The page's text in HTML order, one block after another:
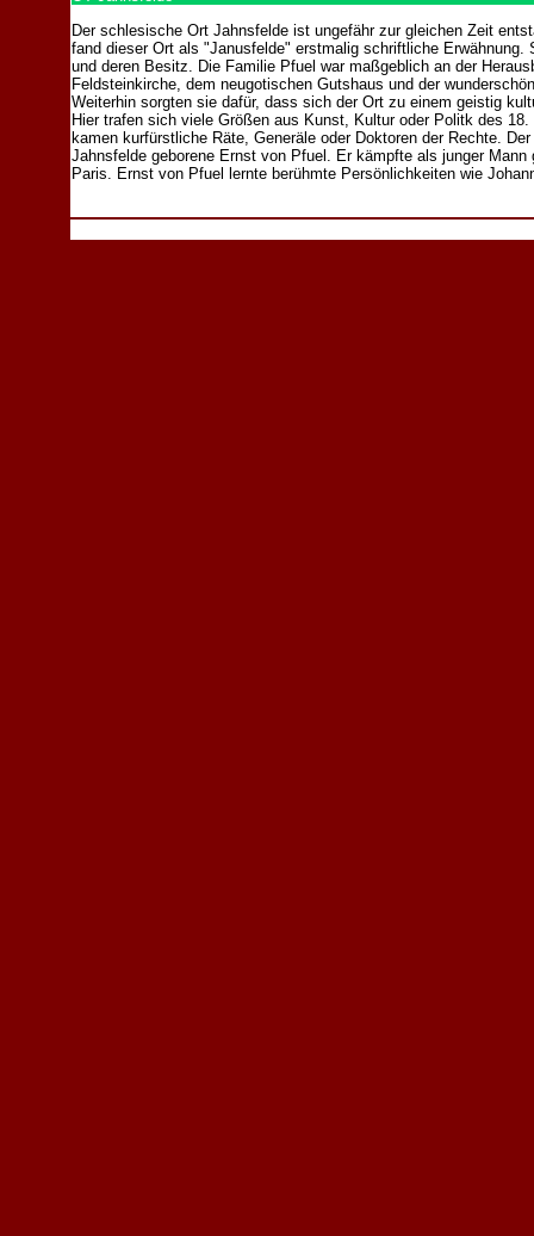
Der schlesische Ort Jahnsfelde ist ungefähr zur gleichen Zeit
fand dieser Ort als "Janusfelde" erstmalig schriftliche
und deren Besitz. Die Familie Pfuel war maßgeblich an der
Feldsteinkirche, dem neugotischen Gutshaus und der
Weiterhin sorgten sie dafür, dass sich der Ort zu einem geistig
Hier trafen sich viele Größen aus Kunst, Kultur oder Politk des
kamen kurfürstliche Räte, Generäle oder Doktoren der Rechte.
Jahnsfelde geborene Ernst von Pfuel. Er kämpfte als junger
Paris. Ernst von Pfuel lernte berühmte Persönlichkeiten wie